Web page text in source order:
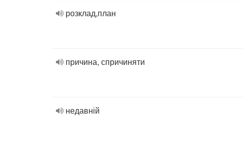
розклад,план
причина, спричиняти
недавній